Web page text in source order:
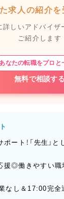
求人の紹介を
詳しいアドバイザ
ご紹介します
あなたの転職をプロと
無料で相談する
ート！「先生」
援◎働きやすい職
なし＆17:00完全